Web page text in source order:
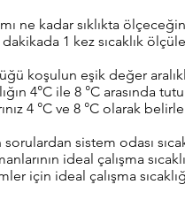
ne kadar sıklıkta
1 kez sıcaklık
koşulun eşik değer
4°C ile 8 °C arasında
4 °C ve 8 °C olarak
sistem odası
ideal çalışma
için ideal çalışma